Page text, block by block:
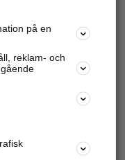
mm.
företaget
annonsera mot
på en
reklam- och